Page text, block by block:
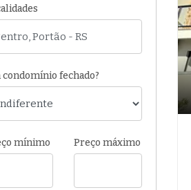
condomínio fechado?
mínimo Preço máximo